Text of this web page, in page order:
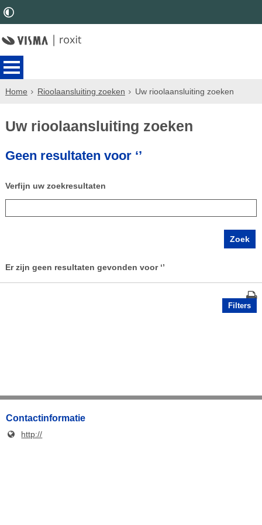
Home Rioolaansluiting zoeken Uw rioolaansluiting zoeken
Uw rioolaansluiting zoeken
Geen resultaten voor ‘’
Verfijn uw zoekresultaten
Er zijn geen resultaten gevonden voor ‘’
Filters
Contactinformatie
http://